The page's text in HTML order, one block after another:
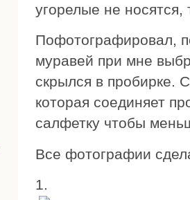
угорелые не носятся,
Пофотографировал,
муравей при мне
скрылся в пробирке.
которая соединяет
салфетку чтобы
Все фотографии
1.